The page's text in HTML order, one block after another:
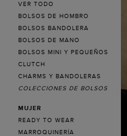
VER TODO
BOLSOS DE HOMBRO
BOLSOS BANDOLERA
BOLSOS DE MANO
BOLSOS MINI Y PEQUEÑOS
CLUTCH
CHARMS Y BANDOLERAS
COLECCIONES DE BOLSOS
MUJER
READY TO WEAR
MARROQUINERÍA